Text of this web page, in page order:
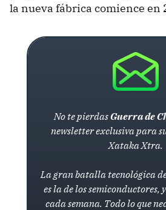
la nueva fábrica comience en
No te pierdasGuerra de
newsletter exclusiva para
Xataka Xtra.
La gran batalla tecnológica
es la de los semiconductores,
cada semana. Todo lo que